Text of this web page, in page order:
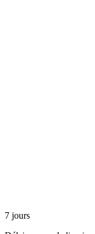
7 jours